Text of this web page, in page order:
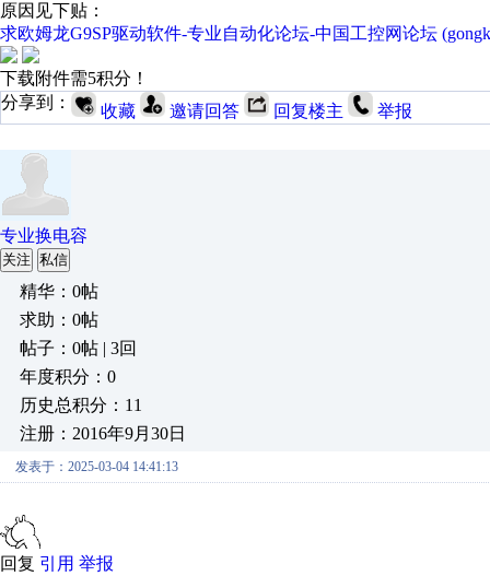
原因见下贴：
求欧姆龙G9SP驱动软件-专业自动化论坛-中国工控网论坛
下载附件需5积分！
分享到：
收藏 邀请回答 回复楼主 举报
专业换电容
关注 私信
精华：0帖
求助：0帖
帖子：0帖 | 3回
年度积分：0
历史总积分：11
注册：2016年9月30日
发表于：2025-03-04 14:41:13
回复 引用 举报